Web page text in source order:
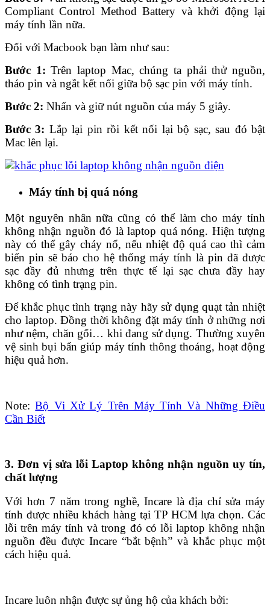
Compliant Control Method Battery và khởi động lại
máy tính lần nữa.
Đối với Macbook bạn làm như sau:
Bước 1: Trên laptop Mac, chúng ta phải thử nguồn,
tháo pin và ngắt kết nối giữa bộ sạc pin với máy tính.
Bước 2: Nhấn và giữ nút nguồn của máy 5 giây.
Bước 3: Lắp lại pin rồi kết nối lại bộ sạc, sau đó bật
Mac lên lại.
Máy tính bị quá nóng
Một nguyên nhân nữa cũng có thể làm cho máy tính
không nhận nguồn đó là laptop quá nóng. Hiện tượng
này có thể gây cháy nổ, nếu nhiệt độ quá cao thì cảm
biến pin sẽ báo cho hệ thống máy tính là pin đã được
sạc đầy đủ nhưng trên thực tế lại sạc chưa đầy hay
không có tình trạng pin.
Để khắc phục tình trạng này hãy sử dụng quạt tản nhiệt
cho laptop. Đồng thời không đặt máy tính ở những nơi
như nệm, chăn gối… khi đang sử dụng. Thường xuyên
vệ sinh bụi bẩn giúp máy tính thông thoáng, hoạt động
hiệu quả hơn.
Note:Bộ Vi Xử Lý Trên Máy Tính Và Những Điều
Cần Biết
3. Đơn vị sửa lỗi Laptop không nhận nguồn uy tín,
chất lượng
Với hơn 7 năm trong nghề, Incare là địa chỉ sửa máy
tính được nhiều khách hàng tại TP HCM lựa chọn. Các
lỗi trên máy tính và trong đó có lỗi laptop không nhận
nguồn đều được Incare “bắt bệnh” và khắc phục một
cách hiệu quả.
Incare luôn nhận được sự ủng hộ của khách bởi: